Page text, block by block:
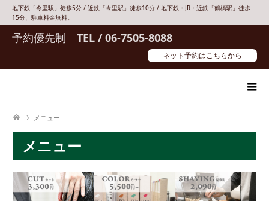
地下鉄「今里駅」徒歩5分 / 近鉄「今里駅」徒歩10分 / 地下鉄・JR・近鉄「鶴橋駅」徒歩
15分、駐車料金無料。
予約優先制 TEL / 06-7505-8088
ネット予約はこちらから
メニュー
メニュー